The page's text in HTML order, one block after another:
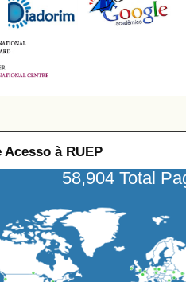
à RUEP
58,904 Total